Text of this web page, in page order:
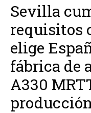
Sevilla
requisitos
elige
fábrica de
A330